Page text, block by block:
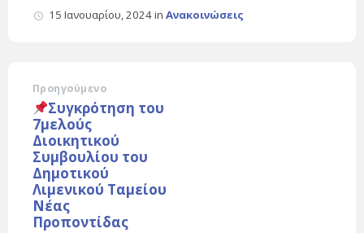
15 Ιανουαρίου, 2024in Ανακοινώσεις
Προηγούμενο
Συγκρότηση του
7μελούς
Διοικητικού
Συμβουλίου του
Δημοτικού
Λιμενικού Ταμείου
Νέας
Προποντίδας